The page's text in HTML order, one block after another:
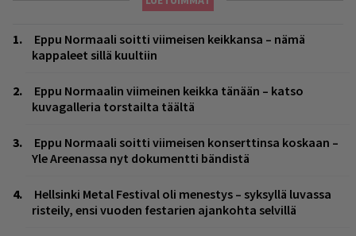
Eppu Normaali soitti viimeisen keikkansa – nämä
kappaleet sillä kuultiin
Eppu Normaalin viimeinen keikka tänään – katso
kuvagalleria torstailta täältä
Eppu Normaali soitti viimeisen konserttinsa koskaan –
Yle Areenassa nyt dokumentti bändistä
Hellsinki Metal Festival oli menestys – syksyllä luvassa
risteily, ensi vuoden festarien ajankohta selvillä